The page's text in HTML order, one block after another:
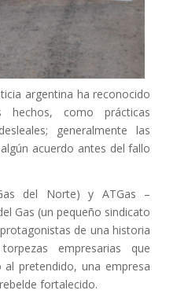
argentina ha reconocido
hechos, como prácticas
generalmente las
acuerdo antes del fallo
del Norte) y ATGas –
Gas (un pequeño sindicato
de una historia
empresarias que
pretendido, una empresa
fortalecido.